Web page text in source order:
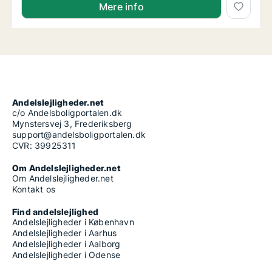
Mere info
Andelslejligheder.net
c/o Andelsboligportalen.dk
Mynstersvej 3, Frederiksberg
support@andelsboligportalen.dk
CVR: 39925311
Om Andelslejligheder.net
Om Andelslejligheder.net
Kontakt os
Find andelslejlighed
Andelslejligheder i København
Andelslejligheder i Aarhus
Andelslejligheder i Aalborg
Andelslejligheder i Odense